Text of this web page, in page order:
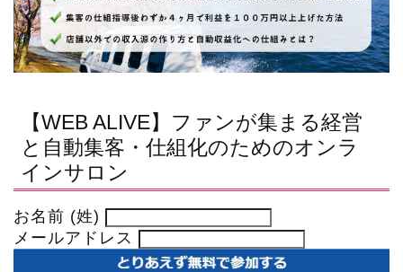
【WEB ALIVE】ファンが集まる経営
と自動集客・仕組化のためのオンラ
インサロン
お名前 (姓)
メールアドレス